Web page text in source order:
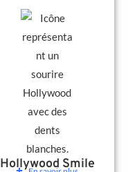
Hollywood Smile